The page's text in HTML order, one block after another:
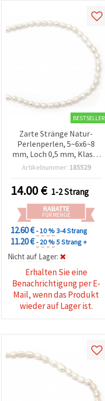
BESTSELLER
Zarte Stränge Natur-
Perlenperlen, 5~6x6~8
mm, Loch 0,5 mm, Klasse
AA, Cremefarben, ca. 51
Schmuckperlen zum
Basteln & Perlenfädeln
für eleganten DIY
Schmuck
Artikelnummer: 185529
14.00€ 1-2 Strang
RABATTE
FÜR MENGE
12.60 €- 10 %3-4 Strang
11.20 €- 20 %5 Strang +
Nicht auf Lager:
Erhalten Sie eine
Benachrichtigung per E-
Mail, wenn das Produkt
wieder auf Lager ist.